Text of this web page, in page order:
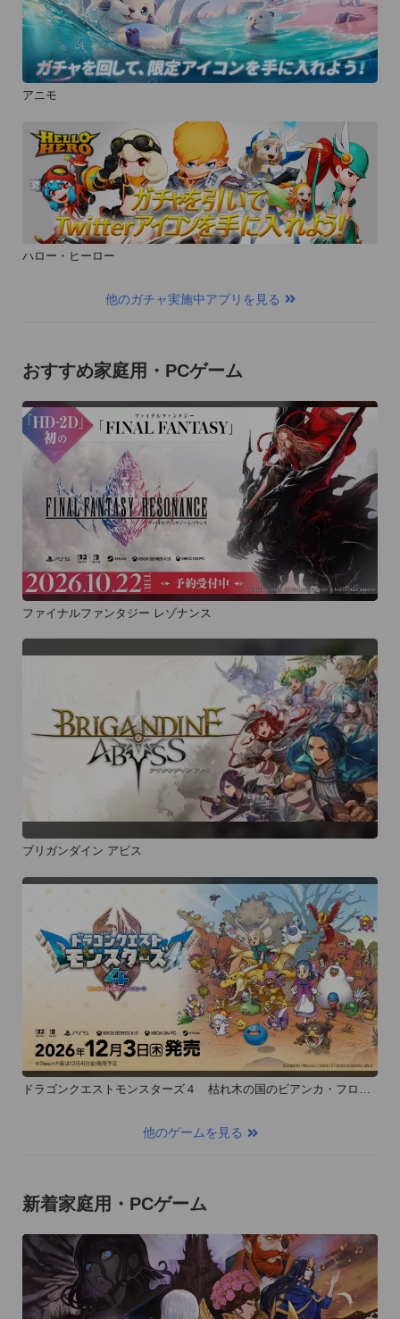
アニモ
ハロー・ヒーロー
他のガチャ実施中アプリを見る
おすすめ家庭用・PCゲーム
ファイナルファンタジー レゾナンス
ブリガンダイン アビス
ドラゴンクエストモンスターズ４ 枯れ木の国のビアンカ・フロー
他のゲームを見る
新着家庭用・PCゲーム